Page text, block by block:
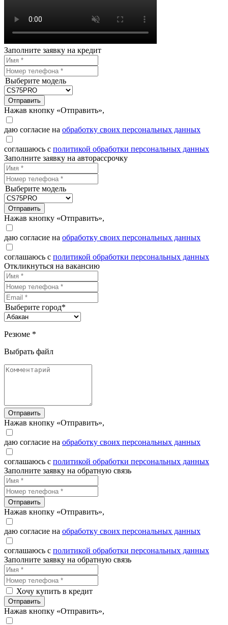
Заполните заявку на кредит
Выберите модель
Отправить
Нажав кнопку «Отправить»,
даю согласие на обработку своих персональных данных
соглашаюсь с политикой обработки персональных данных
Заполните заявку на авторассрочку
Выберите модель
Отправить
Нажав кнопку «Отправить»,
даю согласие на обработку своих персональных данных
соглашаюсь с политикой обработки персональных данных
Откликнуться на вакансию
Выберите город*
Резюме *
Выбрать файл
Отправить
Нажав кнопку «Отправить»,
даю согласие на обработку своих персональных данных
соглашаюсь с политикой обработки персональных данных
Заполните заявку на обратную связь
Отправить
Нажав кнопку «Отправить»,
даю согласие на обработку своих персональных данных
соглашаюсь с политикой обработки персональных данных
Заполните заявку на обратную связь
Хочу купить в кредит
Отправить
Нажав кнопку «Отправить»,